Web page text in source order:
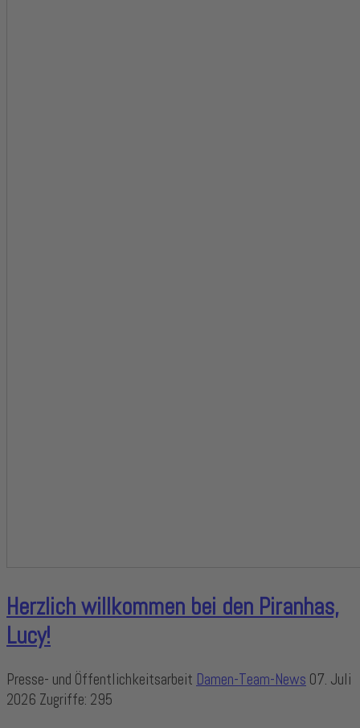
Herzlich willkommen bei den Piranhas,
Lucy!
Presse- und Öffentlichkeitsarbeit Damen-Team-News 07. Juli
2026 Zugriffe: 295